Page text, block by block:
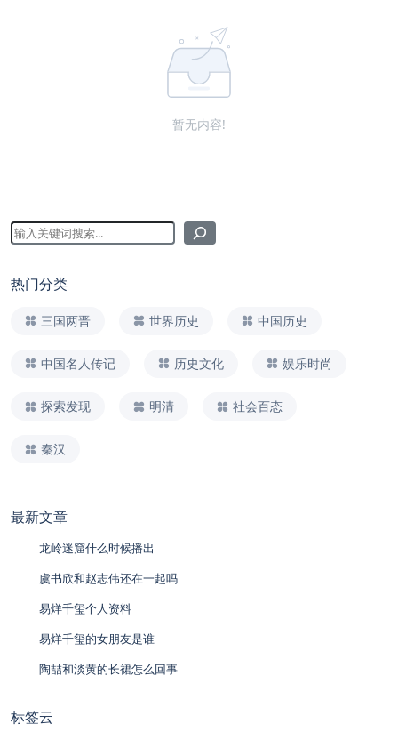
暂无内容!
热门分类
三国两晋 世界历史 中国历史
中国名人传记 历史文化 娱乐时尚
探索发现 明清 社会百态
秦汉
最新文章
龙岭迷窟什么时候播出
虞书欣和赵志伟还在一起吗
易烊千玺个人资料
易烊千玺的女朋友是谁
陶喆和淡黄的长裙怎么回事
标签云